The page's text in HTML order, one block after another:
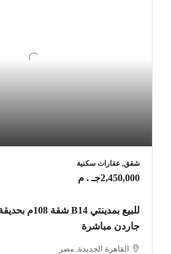
شقق, عقارات سكنية
2,450,000جـ . م
جاردن مباشرة
القاهرة الجديدة, مصر